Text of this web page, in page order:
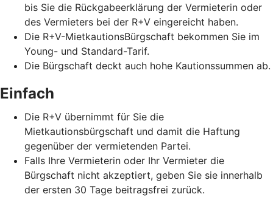
bis Sie die Rückgabeerklärung der Vermieterin oder
des Vermieters bei der R+V eingereicht haben.
Die R+V-MietkautionsBürgschaft bekommen Sie im
Young- und Standard-Tarif.
Die Bürgschaft deckt auch hohe Kautionssummen ab.
Einfach
Die R+V übernimmt für Sie die
Mietkautionsbürgschaft und damit die Haftung
gegenüber der vermietenden Partei.
Falls Ihre Vermieterin oder Ihr Vermieter die
Bürgschaft nicht akzeptiert, geben Sie sie innerhalb
der ersten 30 Tage beitragsfrei zurück.